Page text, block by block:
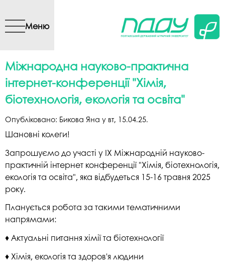
вмісту
Меню
Міжнародна науково-практична
інтернет-конференції "Хімія,
біотехнологія, екологія та освіта"
Опубліковано: Бикова Яна у вт, 15.04.25.
Шановні колеги!
Запрошуємо до участі у IХ Міжнародній науково-
практичній інтернет конференції "Хімія, біотехнологія,
екологія та освіта", яка відбудеться 15-16 травня 2025
року.
Планується робота за такими тематичними
напрямами:
♦ Актуальні питання хімії та біотехнології
♦ Хімія, екологія та здоров'я людини